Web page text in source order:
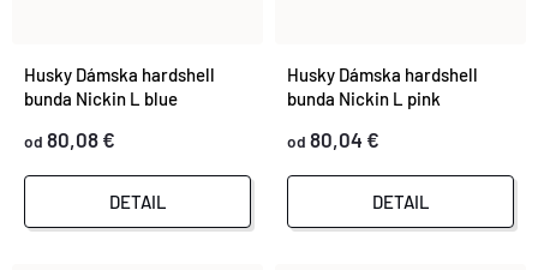
Husky Dámska hardshell
bunda Nickin L blue
od 80,08 €
DETAIL
Husky Dámska hardshell
bunda Nickin L pink
od 80,04 €
DETAIL